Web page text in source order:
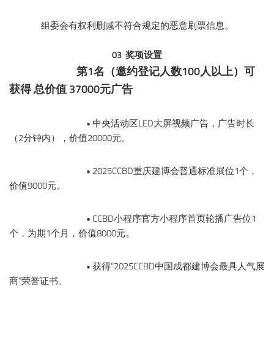
组委会有权利删减不符合规定的恶意刷票信息。
03 奖项设置
第1名（邀约登记人数100人以上）可
获得 总价值 37000元广告
• 中央活动区LED大屏视频广告，广告时长
（2分钟内），价值20000元。
• 2025CCBD重庆建博会普通标准展位1个，
价值9000元。
• CCBD小程序官方小程序首页轮播广告位1
个，为期1个月，价值8000元。
• 获得“2025CCBD中国成都建博会最具人气展
商”荣誉证书。